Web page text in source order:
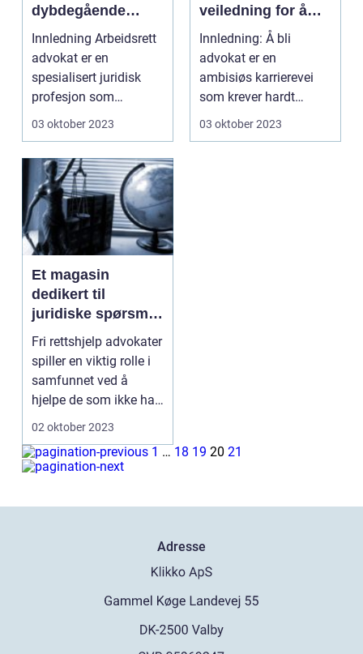
dybdegående
oversikt
Innledning Arbeidsrett
advokat er en
spesialisert juridisk
profesjon som
fokuserer på å gi
03 oktober 2023
veiledning for å
forfølge en
karriere innen juss
Innledning: Å bli
advokat er en
ambisiøs karrierevei
som krever hardt
arbeid, tålmodighet og
03 oktober 2023
Et magasin
dedikert til
juridiske spørsmål
forbrukere møter,
som «fri rettshjelp
advokat», ville
være av stor nytte
for mange
mennesker
Fri rettshjelp advokater
spiller en viktig rolle i
samfunnet ved å
hjelpe de som ikke har
råd til re...
02 oktober 2023
1 … 18 19 20 21
Adresse